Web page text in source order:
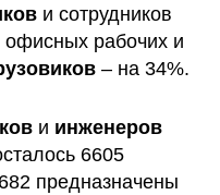
– на 34%.
и
инженеров
6605
предназначены